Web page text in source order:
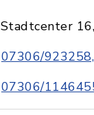
Stadtcenter
07306/
07306/